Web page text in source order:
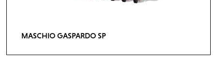
MASCHIO GASPARDO SP